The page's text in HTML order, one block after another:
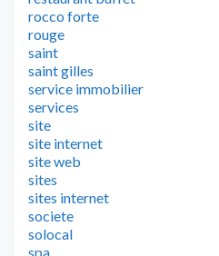
rocco forte
rouge
saint
saint gilles
service immobilier
services
site
site internet
site web
sites
sites internet
societe
solocal
spa